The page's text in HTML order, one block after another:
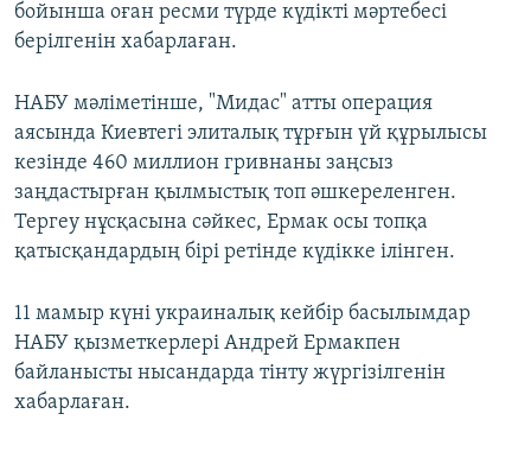
бойынша оған ресми түрде күдікті мәртебесі
берілгенін хабарлаған.
НАБУ мәліметінше, "Мидас" атты операция
аясында Киевтегі элиталық тұрғын үй құрылысы
кезінде 460 миллион гривнаны заңсыз
заңдастырған қылмыстық топ әшкереленген.
Тергеу нұсқасына сәйкес, Ермак осы топқа
қатысқандардың бірі ретінде күдікке ілінген.
11 мамыр күні украиналық кейбір басылымдар
НАБУ қызметкерлері Андрей Ермакпен
байланысты нысандарда тінту жүргізілгенін
хабарлаған.